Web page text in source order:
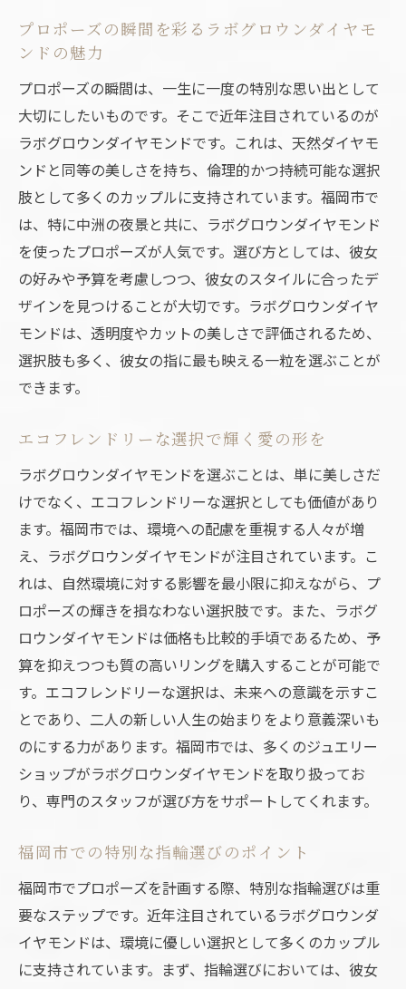
ラボグロウンダイヤモンドの特長とメリッ
ト
エコフレンドリーなダイヤモンドで誓う愛
福岡市でのプロポーズに最適なエシカルな
選択肢
ラボグロウンダイヤモンドを選ぶ理由
持続可能な愛の証としてのダイヤモンド
福岡市の歴史的スポットで思い出に残るプロポ
ーズを
福岡市の歴史的背景を活かしたプロポーズ
思い出に残る場所でのロマンティックなプ
ラン
歴史と愛の交差点で誓う永遠の愛
歴史的な背景がもたらすプロポーズの魅力
福岡市の文化を取り入れた特別なプロポー
ズ
プロポーズの舞台としての福岡市自然と文化の
融合
自然豊かな福岡市での心温まるプロポーズ
文化と風景が調和するプロポーズの計画
福岡市の自然と文化を活かしたロマンティ
ックな演出
プロポーズに最適な自然スポットの選び方
福岡市でのプロポーズを文化的に演出する
自然と文化の魅力を活かしたプロポーズの
提案
ズをより特別に
特別な瞬間をラボグロウンダイヤモンドで
演出
福岡市でのプロポーズにおけるダイヤモン
ドの選び方
プロポーズの瞬間を彩るラボグロウンダイヤモ
ンドの魅力
プロポーズの瞬間は、一生に一度の特別な思い出として
大切にしたいものです。そこで近年注目されているのが
ラボグロウンダイヤモンドです。これは、天然ダイヤモ
ンドと同等の美しさを持ち、倫理的かつ持続可能な選択
肢として多くのカップルに支持されています。福岡市で
は、特に中洲の夜景と共に、ラボグロウンダイヤモンド
を使ったプロポーズが人気です。選び方としては、彼女
の好みや予算を考慮しつつ、彼女のスタイルに合ったデ
ザインを見つけることが大切です。ラボグロウンダイヤ
モンドは、透明度やカットの美しさで評価されるため、
選択肢も多く、彼女の指に最も映える一粒を選ぶことが
できます。
エコフレンドリーな選択で輝く愛の形を
ラボグロウンダイヤモンドを選ぶことは、単に美しさだ
けでなく、エコフレンドリーな選択としても価値があり
ます。福岡市では、環境への配慮を重視する人々が増
え、ラボグロウンダイヤモンドが注目されています。こ
れは、自然環境に対する影響を最小限に抑えながら、プ
ロポーズの輝きを損なわない選択肢です。また、ラボグ
ロウンダイヤモンドは価格も比較的手頃であるため、予
算を抑えつつも質の高いリングを購入することが可能で
す。エコフレンドリーな選択は、未来への意識を示すこ
とであり、二人の新しい人生の始まりをより意義深いも
のにする力があります。福岡市では、多くのジュエリー
ショップがラボグロウンダイヤモンドを取り扱ってお
り、専門のスタッフが選び方をサポートしてくれます。
福岡市での特別な指輪選びのポイント
福岡市でプロポーズを計画する際、特別な指輪選びは重
要なステップです。近年注目されているラボグロウンダ
イヤモンドは、環境に優しい選択として多くのカップル
に支持されています。まず、指輪選びにおいては、彼女